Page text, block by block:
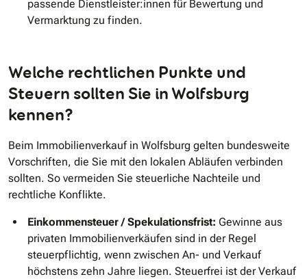
passende Dienstleister:innen für Bewertung und
Vermarktung zu finden.
Welche rechtlichen Punkte und
Steuern sollten Sie in Wolfsburg
kennen?
Beim Immobilienverkauf in Wolfsburg gelten bundesweite
Vorschriften, die Sie mit den lokalen Abläufen verbinden
sollten. So vermeiden Sie steuerliche Nachteile und
rechtliche Konflikte.
Einkommensteuer / Spekulationsfrist: Gewinne aus
privaten Immobilienverkäufen sind in der Regel
steuerpflichtig, wenn zwischen An- und Verkauf
höchstens zehn Jahre liegen. Steuerfrei ist der Verkauf